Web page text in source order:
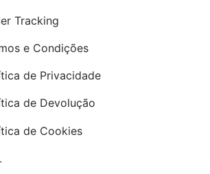
Tracking
e Condições
de Privacidade
de Devolução
de Cookies